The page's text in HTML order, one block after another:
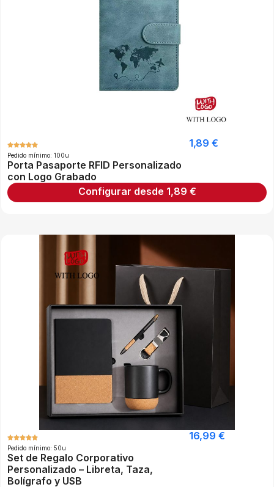
Pedido mínimo: 100u
Porta Pasaporte RFID Personalizado
con Logo Grabado
1,89 €
Configurar desde 1,89 €
Pedido mínimo: 50u
Set de Regalo Corporativo
Personalizado – Libreta, Taza,
Bolígrafo y USB
16,99 €